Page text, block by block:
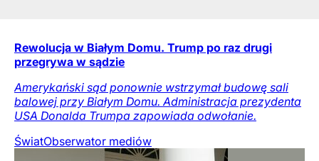
Rewolucja w Białym Domu. Trump po raz drugi
przegrywa w sądzie
Amerykański sąd ponownie wstrzymał budowę sali
balowej przy Białym Domu. Administracja prezydenta
USA Donalda Trumpa zapowiada odwołanie.
ŚwiatObserwator mediów